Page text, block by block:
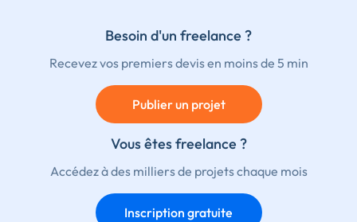
Besoin d'un freelance ?
Recevez vos premiers devis en moins de 5 min
Publier un projet
Vous êtes freelance ?
Accédez à des milliers de projets chaque mois
Inscription gratuite